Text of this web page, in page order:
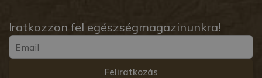
Iratkozzon fel egészségmagazinunkra!
Feliratkozás